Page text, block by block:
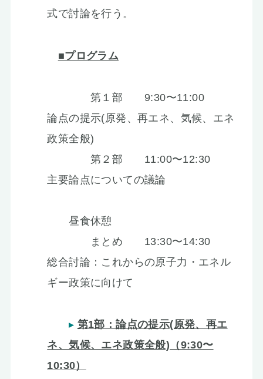
式で討論を行う。
■プログラム
第１部 9:30〜11:00
論点の提示(原発、再エネ、気候、エネ
政策全般)
第２部 11:00〜12:30
主要論点についての議論
昼食休憩
まとめ 13:30〜14:30
総合討論：これからの原子力・エネル
ギー政策に向けて
第1部：論点の提示(原発、再エ
ネ、気候、エネ政策全般)（9:30〜
10:30）